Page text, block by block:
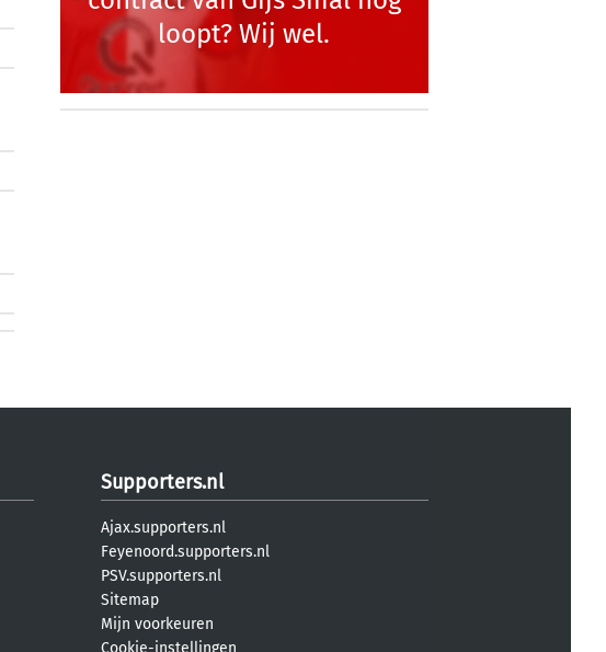
loopt? Wij wel.
Supporters.nl
Ajax.supporters.nl
Feyenoord.supporters.nl
PSV.supporters.nl
Sitemap
Mijn voorkeuren
Cookie-instellingen